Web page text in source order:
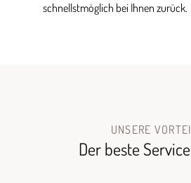
schnellstmöglich bei Ihnen zurück.
UNSERE
Der beste